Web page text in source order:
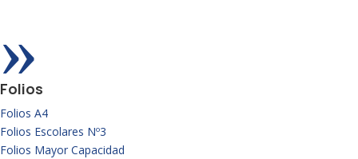
»
Folios
Folios A4
Folios Escolares Nº3
Folios Mayor Capacidad